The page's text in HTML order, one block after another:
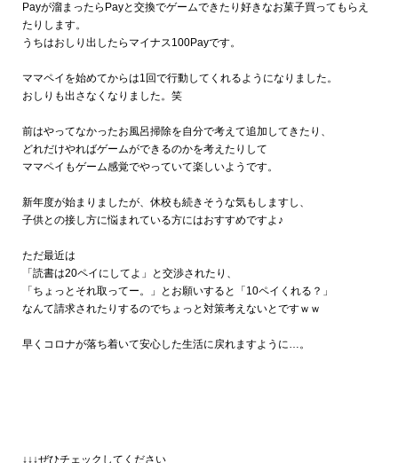
Payが溜まったらPayと交換でゲームできたり好きなお菓子買ってもらえ
たりします。
うちはおしり出したらマイナス100Payです。
ママペイを始めてからは1回で行動してくれるようになりました。
おしりも出さなくなりました。笑
前はやってなかったお風呂掃除を自分で考えて追加してきたり、
どれだけやればゲームができるのかを考えたりして
ママペイもゲーム感覚でやっていて楽しいようです。
新年度が始まりましたが、休校も続きそうな気もしますし、
子供との接し方に悩まれている方にはおすすめですよ♪
ただ最近は
「読書は20ペイにしてよ」と交渉されたり、
「ちょっとそれ取ってー。」とお願いすると「10ペイくれる？」
なんて請求されたりするのでちょっと対策考えないとですｗｗ
早くコロナが落ち着いて安心した生活に戻れますように…。
↓↓↓ぜひチェックしてください